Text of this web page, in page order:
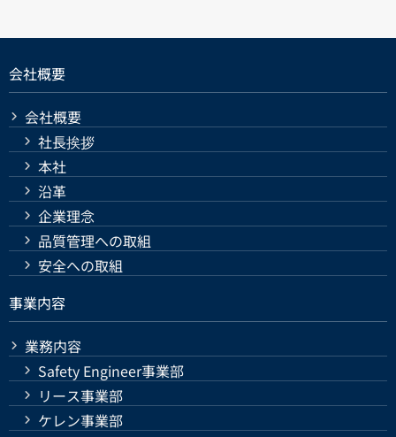
会社概要
会社概要
社長挨拶
本社
沿革
企業理念
品質管理への取組
安全への取組
事業内容
業務内容
Safety Engineer事業部
リース事業部
ケレン事業部